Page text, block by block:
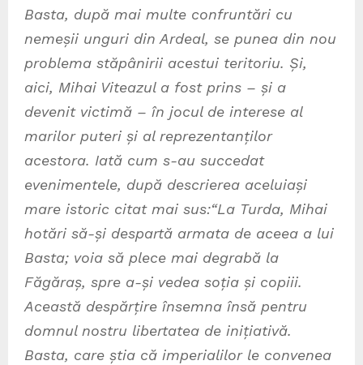
Basta, după mai multe confruntări cu
nemeșii unguri din Ardeal, se punea din nou
problema stăpânirii acestui teritoriu. Și,
aici, Mihai Viteazul a fost prins – și a
devenit victimă – în jocul de interese al
marilor puteri și al reprezentanților
acestora. Iată cum s-au succedat
evenimentele, după descrierea aceluiași
mare istoric citat mai sus:“La Turda, Mihai
hotări să-și despartă armata de aceea a lui
Basta; voia să plece mai degrabă la
Făgăraș, spre a-și vedea soția și copiii.
Această despărțire însemna însă pentru
domnul nostru libertatea de inițiativă.
Basta, care știa că imperialilor le convenea